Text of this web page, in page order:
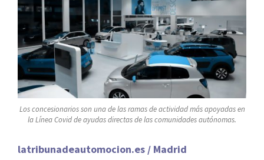
Los concesionarios son una de las ramas de actividad más apoyadas en
la Línea Covid de ayudas directas de las comunidades autónomas.
latribunadeautomocion.es / Madrid